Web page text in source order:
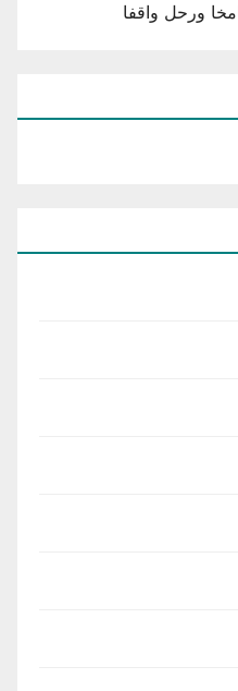
ورحل واقفا